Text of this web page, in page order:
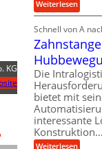
KG
k
i
m
V
e
r
g
l
e
i
c
i
g
K
u
g
e
l
g
e
w
e
i
g
e
r
U
m
s
a
t
z
Weiterlesen:
M
e
h
A
r
b
e
i
t
s
Schnell von A
Die
bietet mit
interessante
Konstruktion…
Weiterlesen: